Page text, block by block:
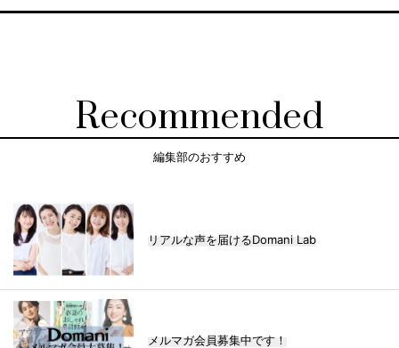
Recommended
編集部のおすすめ
リアルな声を届けるDomani Lab
メルマガ会員募集中です！